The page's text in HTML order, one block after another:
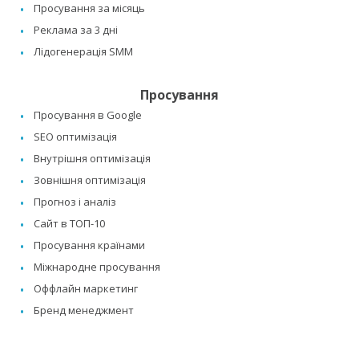
Просування за місяць
Реклама за 3 дні
Лідогенерація SMM
Просування
Просування в Google
SEO оптимізація
Внутрішня оптимізація
Зовнішня оптимізація
Прогноз і аналіз
Сайт в ТОП-10
Просування країнами
Міжнародне просування
Оффлайн маркетинг
Бренд менеджмент